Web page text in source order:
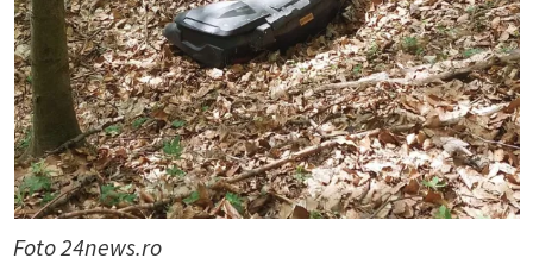
Foto 24news.ro